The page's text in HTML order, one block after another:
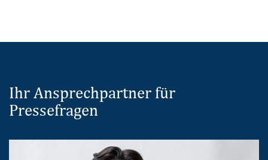
Ihr Ansprechpartner für
Pressefragen